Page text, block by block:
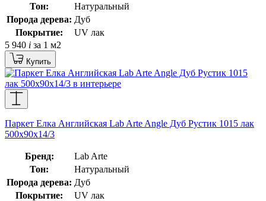
Тон:
Натуральный
Порода дерева: Дуб
Покрытие:
UV лак
5 940 i за 1 м2
Купить
Паркет Елка Английская Lab Arte Angle Дуб Рустик 1015 лак
500х90х14/3
Бренд:
Lab Arte
Тон:
Натуральный
Порода дерева: Дуб
Покрытие:
UV лак